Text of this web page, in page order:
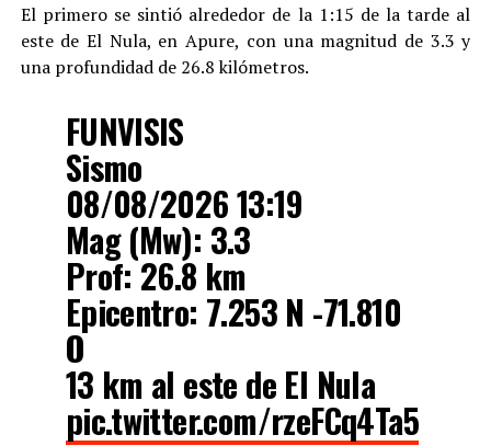
El primero se sintió alrededor de la 1:15 de la tarde al
este de El Nula, en Apure, con una magnitud de 3.3 y
una profundidad de 26.8 kilómetros.
FUNVISIS
Sismo
08/08/2026 13:19
Mag (Mw): 3.3
Prof: 26.8 km
Epicentro: 7.253 N -71.810
O
13 km al este de El Nula
pic.twitter.com/rzeFCq4Ta5